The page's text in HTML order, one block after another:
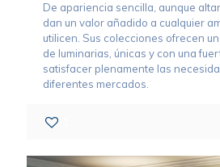
De apariencia sencilla, aunque
dan un valor añadido a cualquier
utilicen. Sus colecciones ofrecen
de luminarias, únicas y con una
satisfacer plenamente las
diferentes mercados.